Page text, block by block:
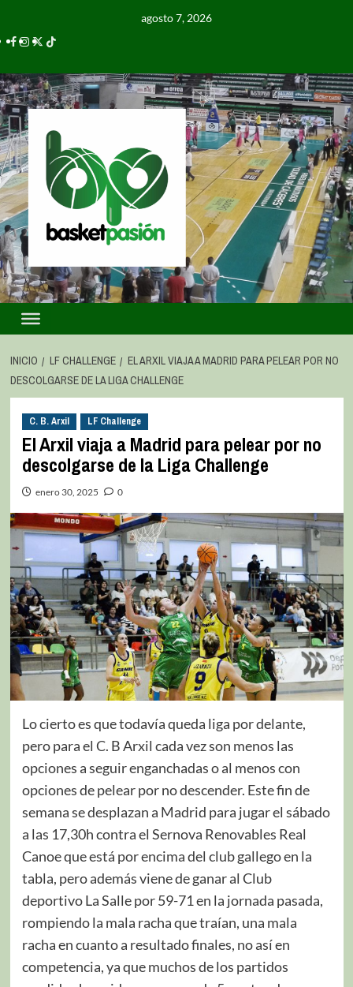
agosto 7, 2026
INICIO LF CHALLENGE
EL ARXIL VIAJA A MADRID PARA PELEAR POR NO
DESCOLGARSE DE LA LIGA CHALLENGE
C. B. Arxil LF Challenge
El Arxil viaja a Madrid para pelear por no
descolgarse de la Liga Challenge
enero 30, 2025 0
Lo cierto es que todavía queda liga por delante,
pero para el C. B Arxil cada vez son menos las
opciones a seguir enganchadas o al menos con
opciones de pelear por no descender. Este fin de
semana se desplazan a Madrid para jugar el sábado
a las 17,30h contra el Sernova Renovables Real
Canoe que está por encima del club gallego en la
tabla, pero además viene de ganar al Club
deportivo La Salle por 59-71 en la jornada pasada,
rompiendo la mala racha que traían, una mala
racha en cuanto a resultado finales, no así en
competencia, ya que muchos de los partidos